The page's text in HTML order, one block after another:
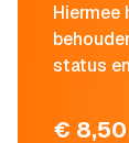
status
€ 8,50